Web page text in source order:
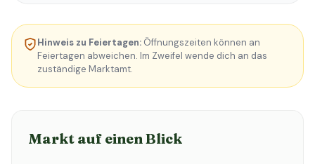
Hinweis zu Feiertagen: Öffnungszeiten können an
Feiertagen abweichen. Im Zweifel wende dich an das
zuständige Marktamt.
Markt auf einen Blick